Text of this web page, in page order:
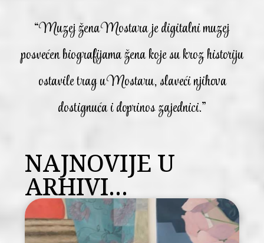
“Muzej žena Mostara je digitalni muzej
posvećen biografijama žena koje su kroz historiju
ostavile trag u Mostaru, slaveći njihova
dostignuća i doprinos zajednici.”
NAJNOVIJE U
ARHIVI...